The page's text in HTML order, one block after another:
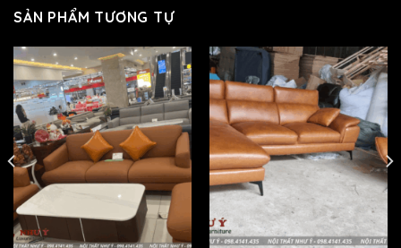
SẢN PHẨM TƯƠNG TỰ